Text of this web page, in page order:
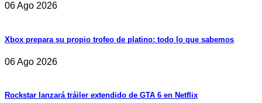
06 Ago 2026
Xbox prepara su propio trofeo de platino: todo lo que sabemos
06 Ago 2026
Rockstar lanzará tráiler extendido de GTA 6 en Netflix